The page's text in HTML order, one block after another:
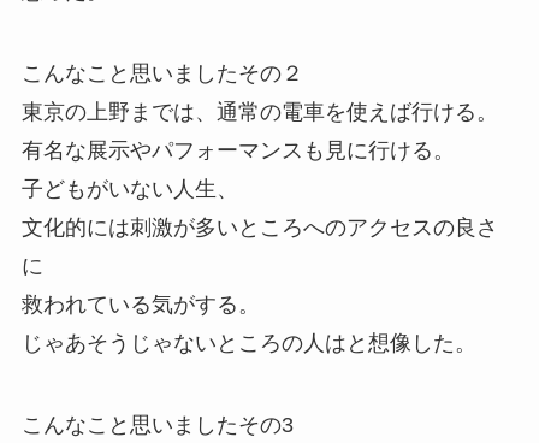
こんなこと思いましたその２
東京の上野までは、通常の電車を使えば行ける。
有名な展示やパフォーマンスも見に行ける。
子どもがいない人生、
文化的には刺激が多いところへのアクセスの良さ
に
救われている気がする。
じゃあそうじゃないところの人はと想像した。
こんなこと思いましたその3